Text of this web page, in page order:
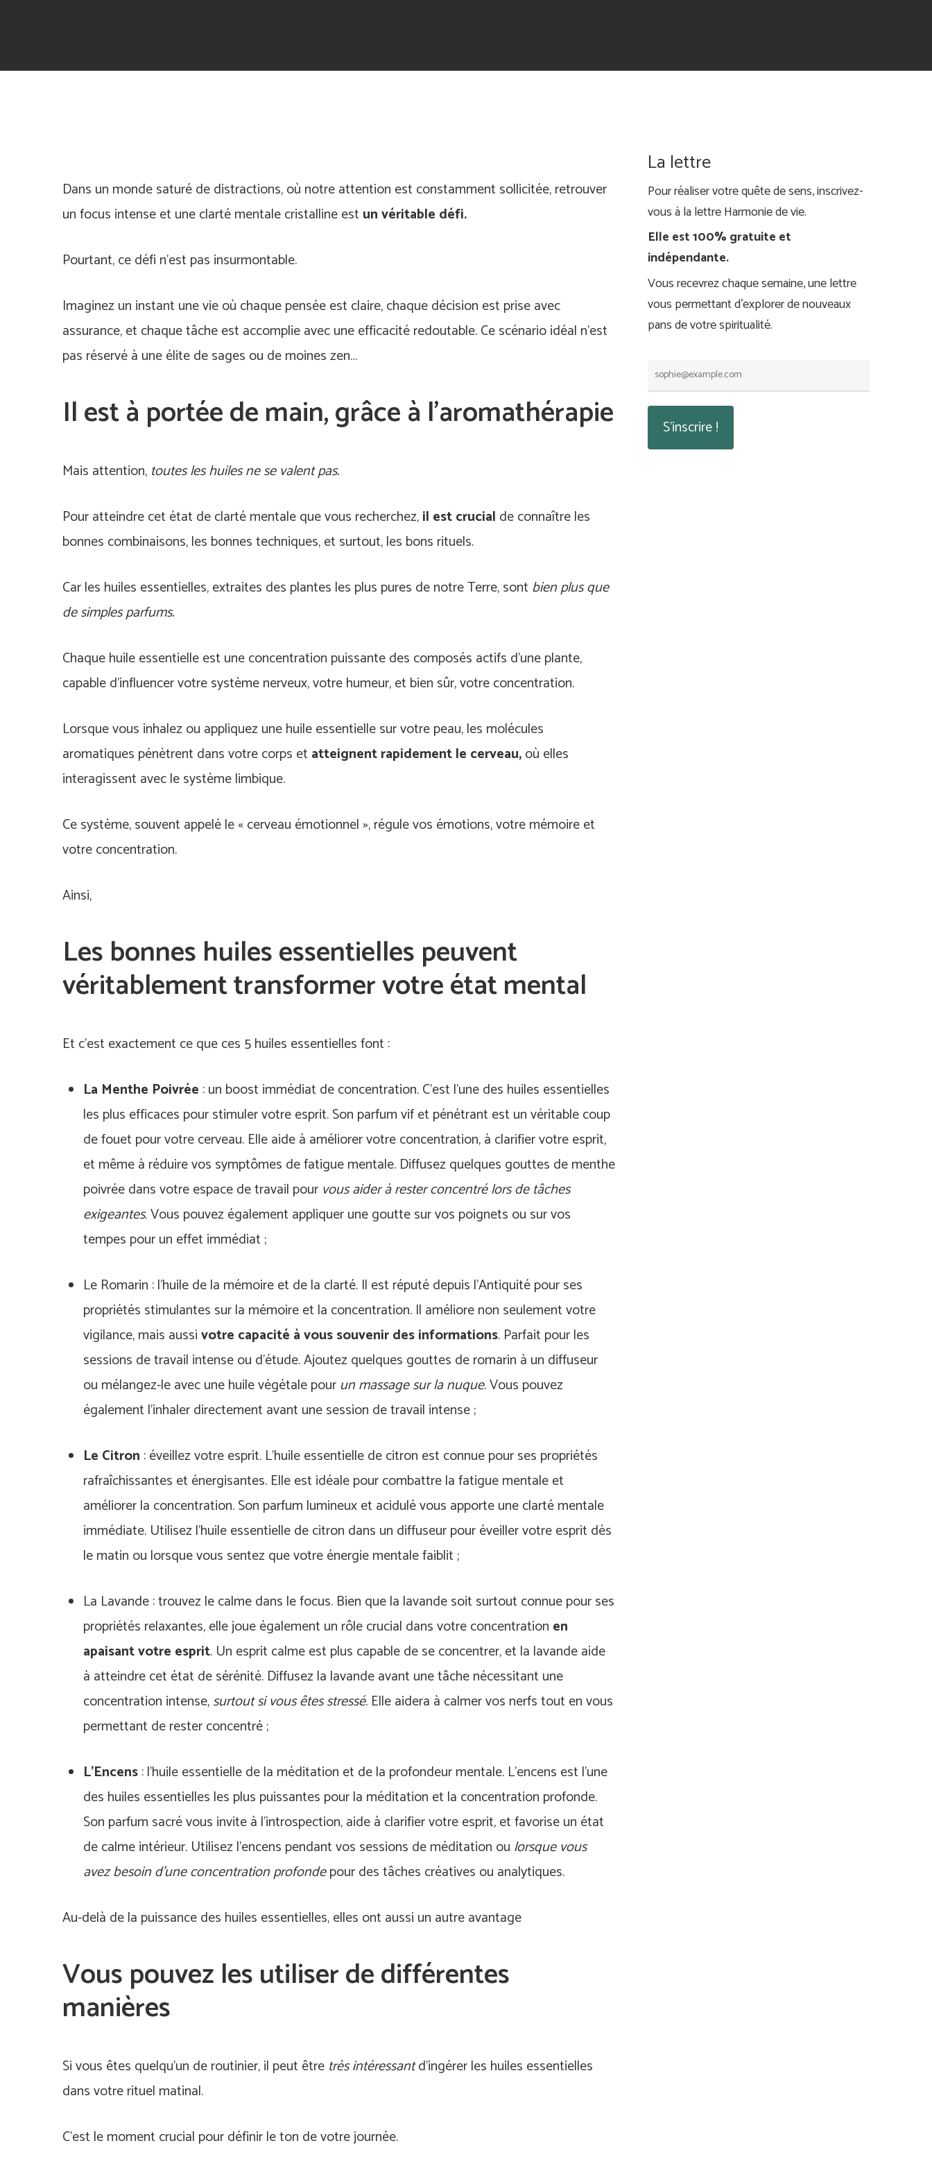
Dans un monde saturé de distractions, où notre attention est constamment sollicitée, retrouver
un focus intense et une clarté mentale cristalline est un véritable défi.
Pourtant, ce défi n’est pas insurmontable.
Imaginez un instant une vie où chaque pensée est claire, chaque décision est prise avec
assurance, et chaque tâche est accomplie avec une efficacité redoutable. Ce scénario idéal n’est
pas réservé à une élite de sages ou de moines zen…
Il est à portée de main, grâce à l’aromathérapie
Mais attention, toutes les huiles ne se valent pas.
Pour atteindre cet état de clarté mentale que vous recherchez,il est crucial de connaître les
bonnes combinaisons, les bonnes techniques, et surtout, les bons rituels.
Car les huiles essentielles, extraites des plantes les plus pures de notre Terre, sont bien plus que
de simples parfums.
Chaque huile essentielle est une concentration puissante des composés actifs d’une plante,
capable d’influencer votre système nerveux, votre humeur, et bien sûr, votre concentration.
Lorsque vous inhalez ou appliquez une huile essentielle sur votre peau, les molécules
aromatiques pénètrent dans votre corps et atteignent rapidement le cerveau,où elles
interagissent avec le système limbique.
Ce système, souvent appelé le « cerveau émotionnel », régule vos émotions, votre mémoire et
votre concentration.
Ainsi,
Les bonnes huiles essentielles peuvent
véritablement transformer votre état mental
Et c’est exactement ce que ces 5 huiles essentielles font :
La Menthe Poivrée : un boost immédiat de concentration. C’est l’une des huiles essentielles
les plus efficaces pour stimuler votre esprit. Son parfum vif et pénétrant est un véritable coup
de fouet pour votre cerveau. Elle aide à améliorer votre concentration, à clarifier votre esprit,
et même à réduire vos symptômes de fatigue mentale. Diffusez quelques gouttes de menthe
poivrée dans votre espace de travail pour vous aider à rester concentré lors de tâches
exigeantes. Vous pouvez également appliquer une goutte sur vos poignets ou sur vos
tempes pour un effet immédiat ;
Le Romarin : l’huile de la mémoire et de la clarté. Il est réputé depuis l’Antiquité pour ses
propriétés stimulantes sur la mémoire et la concentration. Il améliore non seulement votre
vigilance, mais aussivotre capacité à vous souvenir des informations. Parfait pour les
sessions de travail intense ou d’étude. Ajoutez quelques gouttes de romarin à un diffuseur
ou mélangez-le avec une huile végétale pourun massage sur la nuque. Vous pouvez
également l’inhaler directement avant une session de travail intense ;
Le Citron : éveillez votre esprit. L’huile essentielle de citron est connue pour ses propriétés
rafraîchissantes et énergisantes. Elle est idéale pour combattre la fatigue mentale et
améliorer la concentration. Son parfum lumineux et acidulé vous apporte une clarté mentale
immédiate. Utilisez l’huile essentielle de citron dans un diffuseur pour éveiller votre esprit dès
le matin ou lorsque vous sentez que votre énergie mentale faiblit ;
La Lavande : trouvez le calme dans le focus. Bien que la lavande soit surtout connue pour ses
propriétés relaxantes, elle joue également un rôle crucial dans votre concentration en
apaisant votre esprit. Un esprit calme est plus capable de se concentrer, et la lavande aide
à atteindre cet état de sérénité. Diffusez la lavande avant une tâche nécessitant une
concentration intense,surtout si vous êtes stressé. Elle aidera à calmer vos nerfs tout en vous
permettant de rester concentré ;
L’Encens: l’huile essentielle de la méditation et de la profondeur mentale. L’encens est l’une
des huiles essentielles les plus puissantes pour la méditation et la concentration profonde.
Son parfum sacré vous invite à l’introspection, aide à clarifier votre esprit, et favorise un état
de calme intérieur. Utilisez l’encens pendant vos sessions de méditation ou lorsque vous
avez besoin d’une concentration profondepour des tâches créatives ou analytiques.
Au-delà de la puissance des huiles essentielles, elles ont aussi un autre avantage
Vous pouvez les utiliser de différentes
manières
Si vous êtes quelqu’un de routinier, il peut être très intéressantd’ingérer les huiles essentielles
dans votre rituel matinal.
C’est le moment crucial pour définir le ton de votre journée.
La lettre
Pour réaliser votre quête de sens, inscrivez-
vous à la lettre Harmonie de vie.
Elle est 100% gratuite et
indépendante.
Vous recevrez chaque semaine, une lettre
vous permettant d'explorer de nouveaux
pans de votre spiritualité.